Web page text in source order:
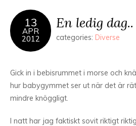
13
APR
2012
En ledig dag..
categories: Diverse
Gick in i bebisrummet i morse och
hur babygymmet ser ut när det är
mindre knöggligt.
I natt har jag faktiskt sovit riktigt